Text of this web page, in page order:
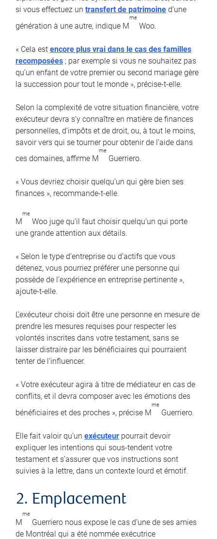
si vous effectuez un transfert de patrimoine d’une
génération à une autre, indique M
me
Woo.
« Cela est encore plus vrai dans le cas des familles
recomposées ; par exemple si vous ne souhaitez pas
qu’un enfant de votre premier ou second mariage gère
la succession pour tout le monde », précise-t-elle.
Selon la complexité de votre situation financière, votre
exécuteur devra s’y connaître en matière de finances
personnelles, d’impôts et de droit, ou, à tout le moins,
savoir vers qui se tourner pour obtenir de l’aide dans
ces domaines, affirme M
me
Guerriero.
« Vous devriez choisir quelqu’un qui gère bien ses
finances », recommande-t-elle.
M
me
Woo juge qu’il faut choisir quelqu’un qui porte
une grande attention aux détails.
« Selon le type d’entreprise ou d’actifs que vous
détenez, vous pourriez préférer une personne qui
possède de l’expérience en entreprise pertinente »,
ajoute-t-elle.
L’exécuteur choisi doit être une personne en mesure de
prendre les mesures requises pour respecter les
volontés inscrites dans votre testament, sans se
laisser distraire par les bénéficiaires qui pourraient
tenter de l’influencer.
« Votre exécuteur agira à titre de médiateur en cas de
conflits, et il devra composer avec les émotions des
bénéficiaires et des proches », précise M
me
Guerriero.
Elle fait valoir qu’un exécuteur pourrait devoir
expliquer les intentions qui sous-tendent votre
testament et s’assurer que vos instructions sont
suivies à la lettre, dans un contexte lourd et émotif.
2. Emplacement
M
me
Guerriero nous expose le cas d’une de ses amies
de Montréal qui a été nommée exécutrice